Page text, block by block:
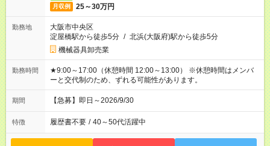
月収例 25～30万円
勤務地
大阪市中央区
淀屋橋駅から徒歩5分 / 北浜(大阪府)駅から徒歩5分
機械器具卸売業
勤務時間
★9:00～17:00（休憩時間 12:00～13:00） ※休憩時間はメンバ
ーと交代制のため、ずれる可能性があります。
期間 【急募】即日～2026/9/30
特徴 履歴書不要 / 40～50代活躍中